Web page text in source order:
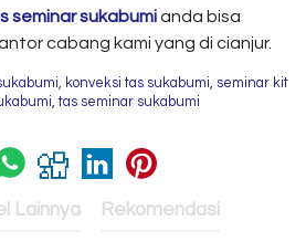
seminar sukabumianda bisa
cabang kami yang di cianjur.
, konveksi tas sukabumi, seminar kit
,tas seminar sukabumi
Lainnya Rekomendasi